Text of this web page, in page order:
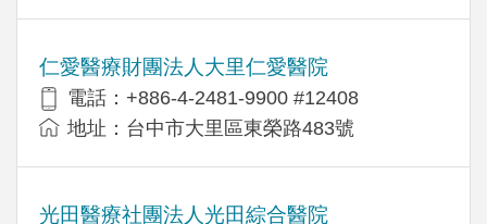
仁愛醫療財團法人大里仁愛醫院
電話：+886-4-2481-9900 #12408
地址：台中市大里區東榮路483號
光田醫療社團法人光田綜合醫院